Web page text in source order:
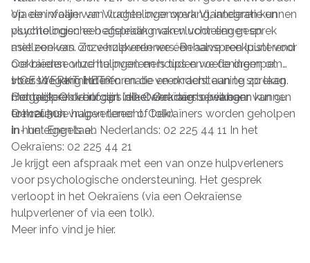
op een waaier van vragen over opvang, integratie en
psychologische begeleiding van vluchtelingen en
asielzoekers. Zo verzekeren we één aanspreekpunt voor
Oekraïense vluchtelingen en houden we de drempel
voor toegang tot informatie en ondersteuning zo laag
mogelijk. Ook burgers die Oekraïners opvangen kunnen
er met hun vragen terecht. Oekraïners worden geholpen
in hun eigen taal.
Via de infolijn van Vluchtelingenwerk Vlaanderen kunnen
vluchtelingen een afspraak maken voor een gesprek
met een van onze hulpverleners. Behalve een luisterend
oor bieden onze hulpverleners tips en oefeningen om
stress te verminderen en de veerkracht aan te spreken.
Het gesprek verloopt in het Oekraïens (via een
Oekraïense hulpverlener of tolk).
HOE WERKT HET?
Contacteer de infolijn (elke werkdag bereikbaar van 9u
tot 12u30):
In- het Engels en Nederlands: 02 225 44 11 In het
Oekraïens: 02 225 44 21
Je krijgt een afspraak met een van onze hulpverleners
voor psychologische ondersteuning. Het gesprek
verloopt in het Oekraïens (via een Oekraïense
hulpverlener of via een tolk).
Meer info vind je hier.